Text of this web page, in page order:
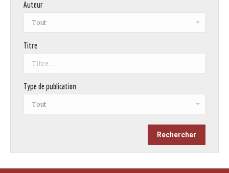
Auteur
Titre
Type de publication